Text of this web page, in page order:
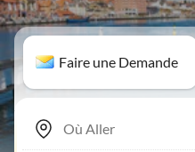
Faire une Demande